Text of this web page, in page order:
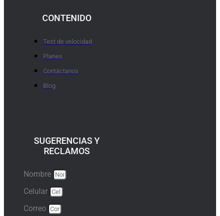
CONTENIDO
Test de velocidad
Planes
Contáctanos
Blog
SUGERENCIAS Y
RECLAMOS
Nombre
Celular
Correo